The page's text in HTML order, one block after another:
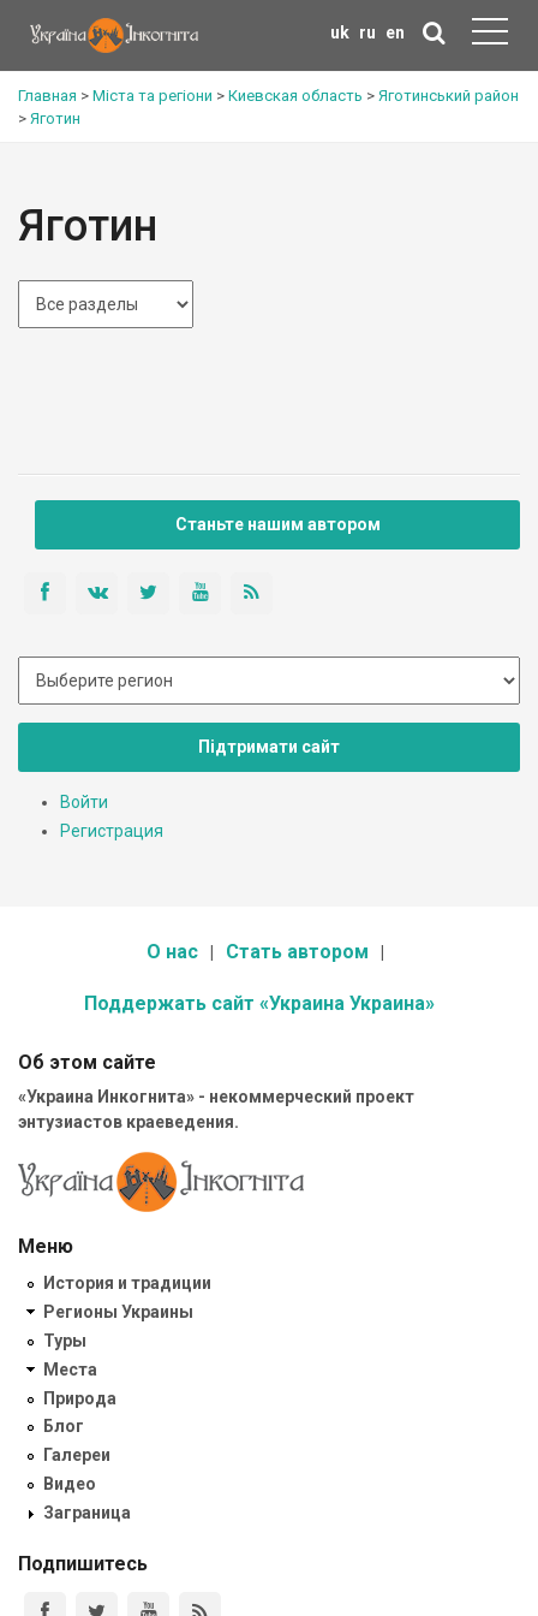
uk ru en
Главная > Міста та регіони > Киевская область > Яготинський район
> Яготин
Яготин
Станьте нашим автором
Підтримати сайт
Войти
Регистрация
О нас Стать автором
Поддержать сайт «Украина Украина»
Об этом сайте
«Украина Инкогнита» - некоммерческий проект
энтузиастов краеведения.
Меню
История и традиции
Регионы Украины
Туры
Места
Природа
Блог
Галереи
Видео
Заграница
Подпишитесь